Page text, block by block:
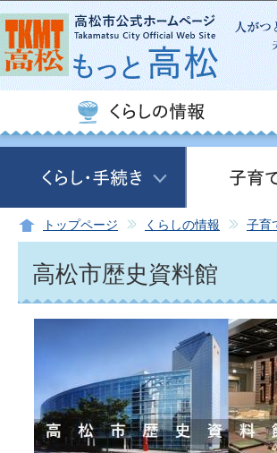
このページの本文へ移
トップページ くらしの情報 子育
高松市歴史資料館